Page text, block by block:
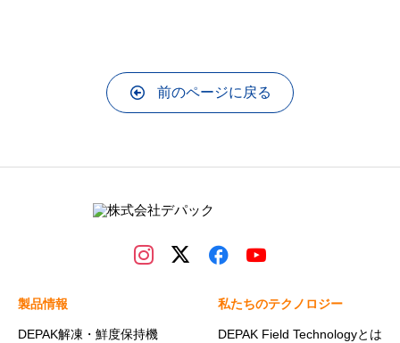
前のページに戻る
製品情報
DEPAK解凍・鮮度保持機
私たちのテクノロジー
DEPAK Field Technologyとは